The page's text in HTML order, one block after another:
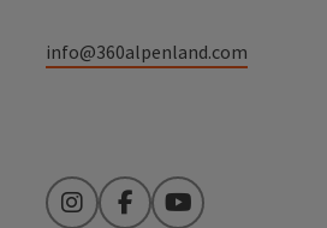
info@360alpenland.com
InstagramFacebookYouTube